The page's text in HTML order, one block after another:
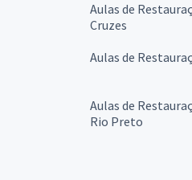
Aulas de
Cruzes
Aulas de
Aulas de
Rio Preto